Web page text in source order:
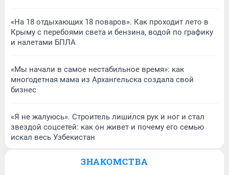
«На 18 отдыхающих 18 поваров». Как проходит лето в
Крыму с перебоями света и бензина, водой по графику
и налетами БПЛА
«Мы начали в самое нестабильное время»: как
многодетная мама из Архангельска создала свой
бизнес
«Я не жалуюсь». Строитель лишился рук и ног и стал
звездой соцсетей: как он живет и почему его семью
искал весь Узбекистан
ЗНАКОМСТВА